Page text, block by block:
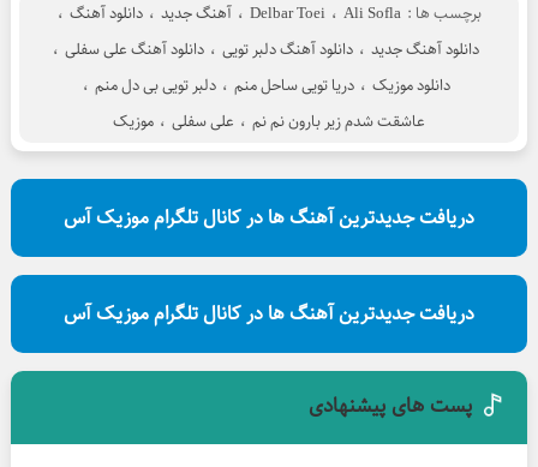
برچسب ها : Ali Sofla ، Delbar Toei ، آهنگ جدید ، دانلود آهنگ ،
دانلود آهنگ جدید ، دانلود آهنگ دلبر تویی ، دانلود آهنگ علی سفلی ،
دانلود موزیک ، دریا تویی ساحل منم ، دلبر تویی بی دل منم ،
عاشقت شدم زیر بارون نم نم ، علی سفلی ، موزیک
دریافت جدیدترین آهنگ ها در کانال تلگرام موزیک آس
دریافت جدیدترین آهنگ ها در کانال تلگرام موزیک آس
پست های پیشنهادی